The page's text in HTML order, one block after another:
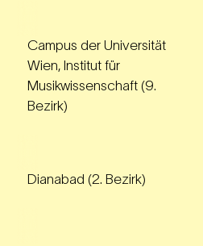
Campus der Universität
Wien, Institut für
Musikwissenschaft (9.
Bezirk)
Dianabad (2. Bezirk)